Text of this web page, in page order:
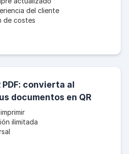
del cliente
de costes
PDF: convierta al
documentos en QR
ilimitada